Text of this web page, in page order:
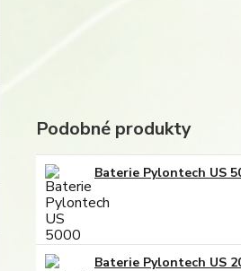
Podobné produkty
Baterie Pylontech US
Baterie Pylontech US